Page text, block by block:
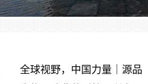
全球视野，中国力量｜源品